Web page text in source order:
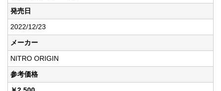
発売日
2022/12/23
メーカー
NITRO ORIGIN
参考価格